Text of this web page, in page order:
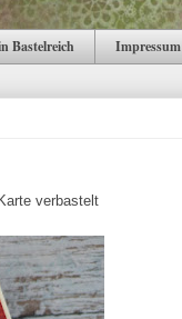
Bastelreich Impressum
verbastelt